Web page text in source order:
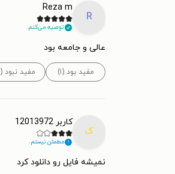
R
Reza m
توصیه می‌کنم.
عالی و جامعه بود
مفید بود (۱) مفید نبود (۱)
ک
کاربر 12013972
مطمئن نیستم.
نمیشه فایل رو دانلود کرد